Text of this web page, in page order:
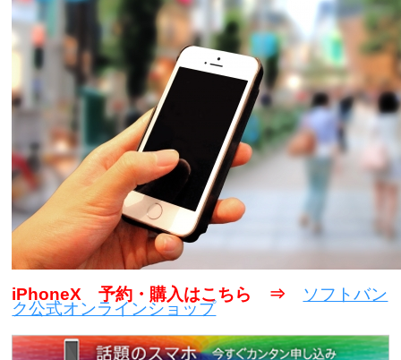
iPhoneX 予約・購入はこちら ⇒ ソフトバン
ク公式オンラインショップ